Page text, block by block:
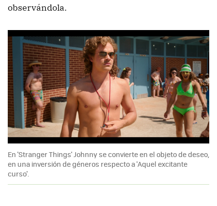
observándola.
En 'Stranger Things' Johnny se convierte en el objeto de deseo,
en una inversión de géneros respecto a 'Aquel excitante
curso'.